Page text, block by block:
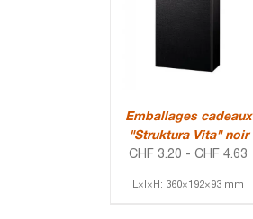
Emballages cadeaux
"Struktura Vita" noir
CHF 3.20 -CHF 4.63
L×l×H: 360×192×93 mm